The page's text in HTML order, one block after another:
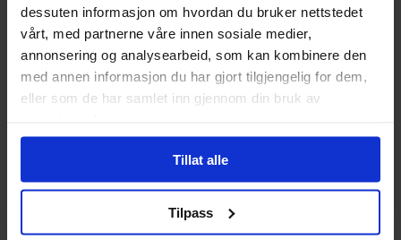
dessuten informasjon om hvordan du bruker nettstedet
vårt, med partnerne våre innen sosiale medier,
annonsering og analysearbeid, som kan kombinere den
med annen informasjon du har gjort tilgjengelig for dem,
eller som de har samlet inn gjennom din bruk av
Tillat alle
Tilpass
Antall Sider
208
Utgiver
Dark Horse Comics
Lanseringsdato
(dd.mm.yyyy)
22.06.2010
Voksen
Illustrasjoner
1 Illustrations
Paperback